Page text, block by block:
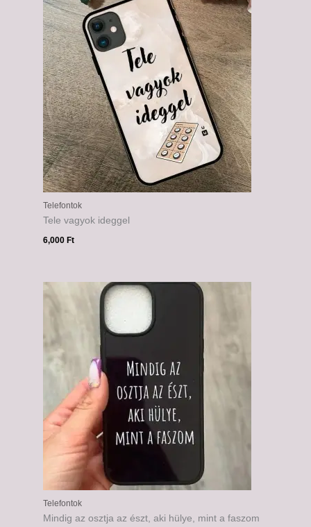
Telefontok
Tele vagyok ideggel
6,000Ft
Telefontok
Mindig az osztja az észt, aki hülye, mint a faszom